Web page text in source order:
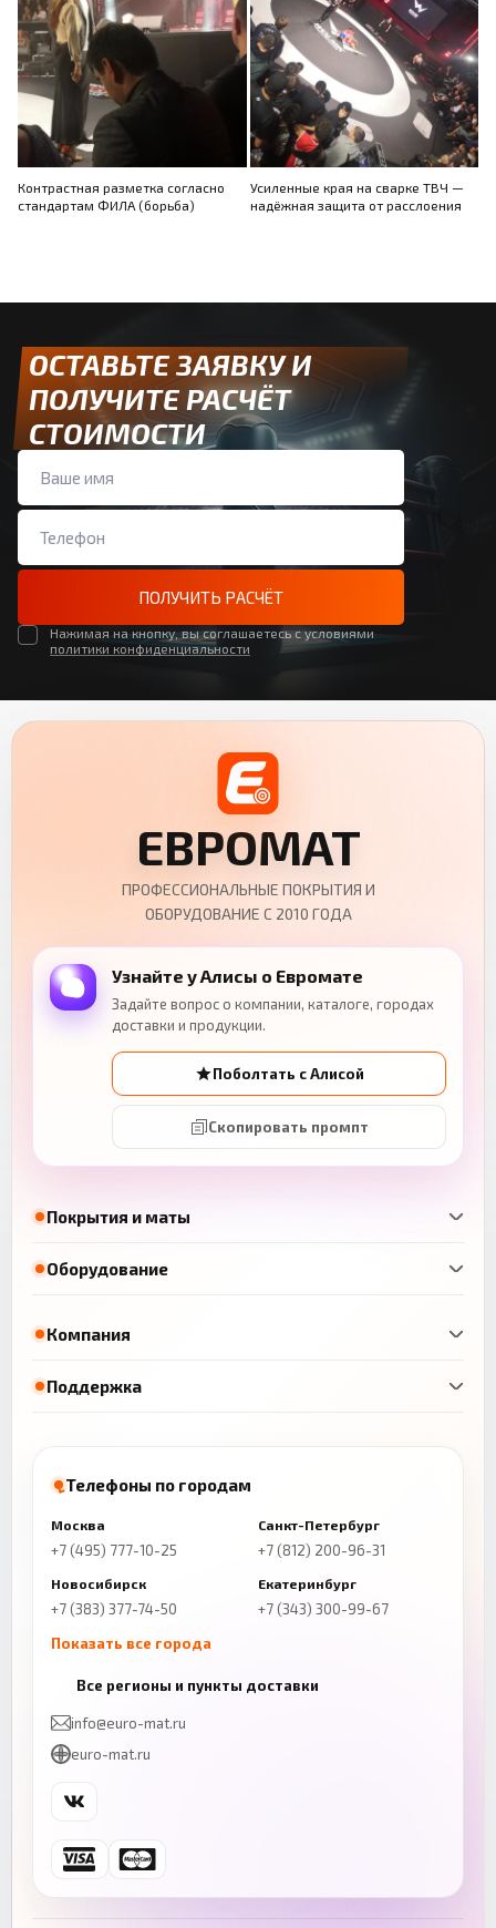
Контрастная разметка согласно
стандартам ФИЛА (борьба)
Усиленные края на сварке ТВЧ —
надёжная защита от расслоения
ОСТАВЬТЕ ЗАЯВКУ И
ПОЛУЧИТЕ РАСЧЁТ
СТОИМОСТИ
ПОЛУЧИТЬ РАСЧЁТ
Нажимая на кнопку, вы соглашаетесь с условиями
политики конфиденциальности
Покрытия и маты
Оборудование
ЕВРОМАТ
ПРОФЕССИОНАЛЬНЫЕ ПОКРЫТИЯ И
ОБОРУДОВАНИЕ С 2010 ГОДА
Узнайте у Алисы о Евромате
Задайте вопрос о компании, каталоге, городах
доставки и продукции.
Поболтать с Алисой
Скопировать промпт
Компания
Поддержка
Телефоны по городам
Москва
+7 (495) 777-10-25
Санкт-Петербург
+7 (812) 200-96-31
Новосибирск
+7 (383) 377-74-50
Екатеринбург
+7 (343) 300-99-67
Показать все города
+7 (843) 206-01-30
Челябинск
+7 (343) 300-99-67
Ростов-на-Дону
+7 (863) 333-50-75
Все регионы и пункты доставки
info@euro-mat.ru
euro-mat.ru